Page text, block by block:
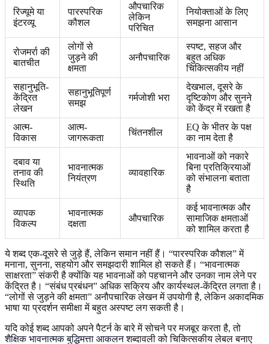
रिज्यूमे या
इंटरव्यू
पारस्परिक
कौशल
औपचारिक
लेकिन
परिचित
नियोक्ताओं के लिए
समझना आसान
रोजमर्रा की
बातचीत
लोगों से
जुड़ने की
क्षमता
अनौपचारिक
स्पष्ट, सहज और
बहुत अधिक
चिकित्सकीय नहीं
सहानुभूति-
केंद्रित
लेखन
सहानुभूतिपूर्ण
समझ
गर्मजोशी भरा
देखभाल, दूसरे के
दृष्टिकोण और सुनने
को केंद्र में रखता है
आत्म-
विकास
आत्म-
जागरूकता
चिंतनशील
EQ के भीतर के पक्ष
का नाम देता है
दबाव या
तनाव की
स्थिति
भावनात्मक
नियंत्रण
व्यावहारिक
भावनाओं को नकारे
बिना प्रतिक्रियाओं
को संभालना बताता
है
व्यापक
विकल्प
भावनात्मक
दक्षता
औपचारिक
कई भावनात्मक और
सामाजिक क्षमताओं
को शामिल करता है
ये शब्द एक-दूसरे से जुड़े हैं, लेकिन समान नहीं हैं। “पारस्परिक कौशल” में
मनाना, सुनना, सहयोग और समझदारी शामिल हो सकते हैं। “भावनात्मक
साक्षरता” संकरी है क्योंकि यह भावनाओं को पहचानने और उनका नाम लेने पर
केंद्रित है। “संबंध प्रबंधन” अधिक सक्रिय और कार्यस्थल-केंद्रित लगता है।
“लोगों से जुड़ने की क्षमता” अनौपचारिक लेखन में उपयोगी है, लेकिन अकादमिक
भाषा या प्रदर्शन समीक्षा में बहुत अस्पष्ट लग सकती है।
यदि कोई शब्द आपको अपने पैटर्न के बारे में सोचने पर मजबूर करता है, तो
शैक्षिक भावनात्मक बुद्धिमत्ता आकलनशब्दावली को चिकित्सकीय लेबल बनाए